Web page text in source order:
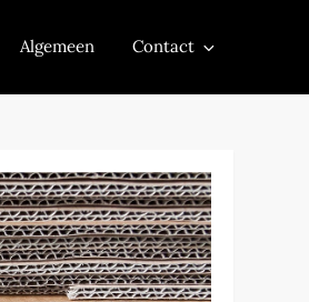
Algemeen Contact